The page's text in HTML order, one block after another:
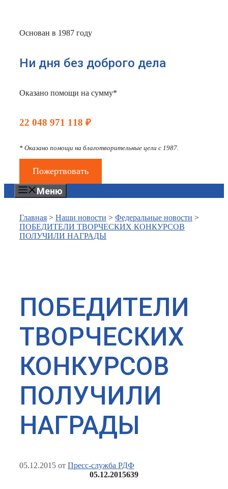
Основан в 1987 году
Ни дня без доброго дела
Оказано помощи на сумму*
22 048 971 118 ₽
* Оказано помощи на благотворительные цели с 1987.
Пожертвовать
Меню
Главная > Наши новости > Федеральные новости >
ПОБЕДИТЕЛИ ТВОРЧЕСКИХ КОНКУРСОВ
ПОЛУЧИЛИ НАГРАДЫ
ПОБЕДИТЕЛИ
ТВОРЧЕСКИХ
КОНКУРСОВ
ПОЛУЧИЛИ
НАГРАДЫ
05.12.2015 от Пресс-служба РДФ
05.12.2015639